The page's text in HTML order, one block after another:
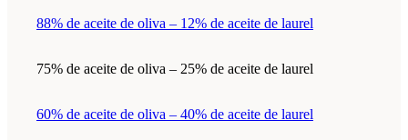
88% de aceite de oliva – 12% de aceite de laurel
75% de aceite de oliva – 25% de aceite de laurel
60% de aceite de oliva – 40% de aceite de laurel